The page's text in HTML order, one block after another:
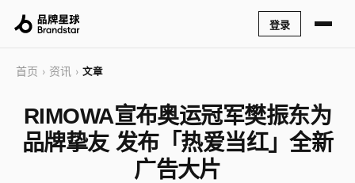
登录
首页 › 资讯 › 文章
RIMOWA宣布奥运冠军樊振东为
品牌挚友 发布「热爱当红」全新
广告大片